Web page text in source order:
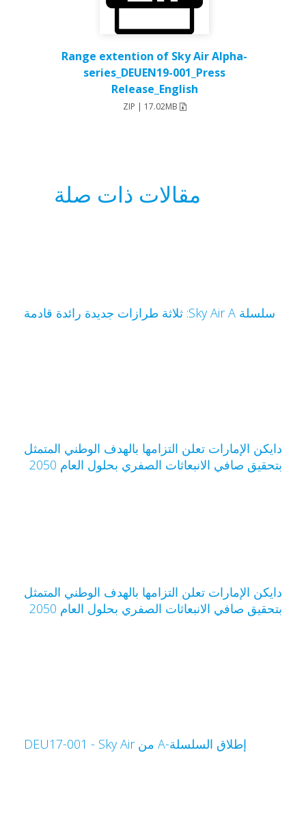
Range extention of Sky Air Alpha-
series_DEUEN19-001_Press
Release_English
مقالات ذات صلة
سلسلة Sky Air A: ثلاثة طرازات جديدة رائدة قادمة
الإمارات تعلن التزامها بالهدف الوطني المتمثل
صافي الانبعاثات الصفري بحلول العام 2050
الإمارات تعلن التزامها بالهدف الوطني المتمثل
صافي الانبعاثات الصفري بحلول العام 2050
إطلاق السلسلة-A من Sky Air‏ - DEU17-001